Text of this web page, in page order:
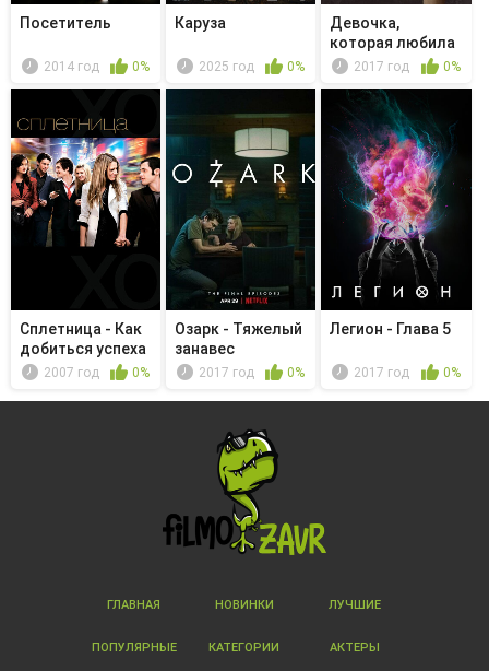
Посетитель
2014 год 0%
Каруза
2025 год 0%
Девочка,
которая любила
играть со спи...
2017 год 0%
Сплетница - Как
добиться успеха
в Бас...2007 год 0%
Озарк - Тяжелый
занавес
2017 год 0%
Легион - Глава 5
2017 год 0%
ГЛАВНАЯ НОВИНКИ ЛУЧШИЕ
ПОПУЛЯРНЫЕ КАТЕГОРИИ АКТЕРЫ